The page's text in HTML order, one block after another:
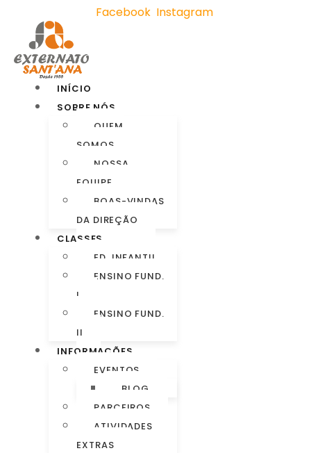
Facebook Instagram
INÍCIO
SOBRE NÓS
QUEM
SOMOS
NOSSA
EQUIPE
BOAS-VINDAS
DA DIREÇÃO
CLASSES
ED. INFANTIL
ENSINO FUND.
I
ENSINO FUND.
II
INFORMAÇÕES
EVENTOS
BLOG
PARCEIROS
ATIVIDADES
EXTRAS